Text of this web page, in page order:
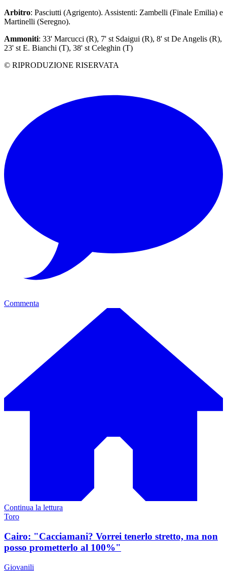
Arbitro: Pasciutti (Agrigento). Assistenti: Zambelli (Finale Emilia) e
Martinelli (Seregno).
Ammoniti: 33' Marcucci (R), 7' st Sdaigui (R), 8' st De Angelis (R),
23' st E. Bianchi (T), 38' st Celeghin (T)
© RIPRODUZIONE RISERVATA
Commenta
Continua la lettura
Toro
Cairo: "Cacciamani? Vorrei tenerlo stretto, ma non
posso prometterlo al 100%"
Giovanili